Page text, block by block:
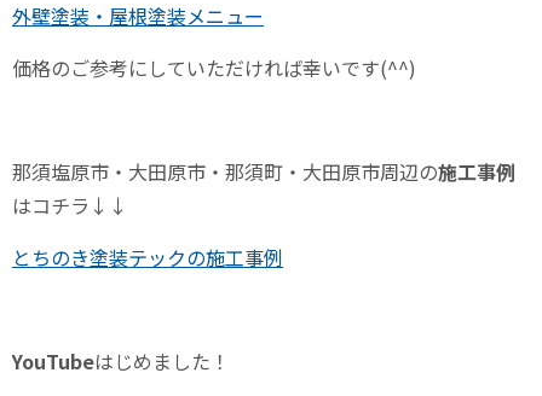
外壁塗装・屋根塗装メニュー
価格のご参考にしていただければ幸いです(^^)
那須塩原市・大田原市・那須町・大田原市周辺の施工事例
はコチラ↓↓
とちのき塗装テックの施工事例
YouTubeはじめました！